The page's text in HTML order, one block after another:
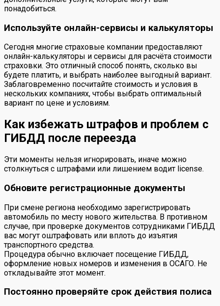
понадобиться.
Используйте онлайн-сервисы и калькуляторы
Сегодня многие страховые компании предоставляют
онлайн-калькуляторы и сервисы для расчёта стоимости
страховки. Это отличный способ понять, сколько вы
будете платить, и выбрать наиболее выгодный вариант.
Заблаговременно посчитайте стоимость и условия в
нескольких компаниях, чтобы выбрать оптимальный
вариант по цене и условиям.
Как избежать штрафов и проблем с
ГИБДД после переезда
Эти моменты нельзя игнорировать, иначе можно
столкнуться с штрафами или лишением водит license.
Обновите регистрационные документы
При смене региона необходимо зарегистрировать
автомобиль по месту нового жительства. В противном
случае, при проверке документов сотрудниками ГИБДД
вас могут оштрафовать или вплоть до изъятия
транспортного средства.
Процедура обычно включает посещение ГИБДД,
оформление новых номеров и изменения в ОСАГО. Не
откладывайте этот момент.
Постоянно проверяйте срок действия полиса